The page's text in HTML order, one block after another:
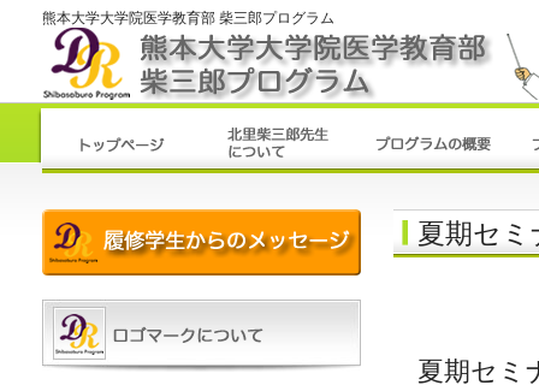
熊本大学大学院医学教育部 柴三郎プログラム
夏期セ
夏期セミ